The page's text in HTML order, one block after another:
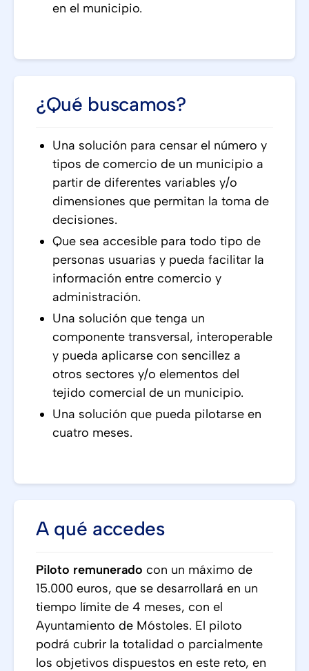
en el municipio.
¿Qué buscamos?
Una solución para censar el número y
tipos de comercio de un municipio a
partir de diferentes variables y/o
dimensiones que permitan la toma de
decisiones.
Que sea accesible para todo tipo de
personas usuarias y pueda facilitar la
información entre comercio y
administración.
Una solución que tenga un
componente transversal, interoperable
y pueda aplicarse con sencillez a
otros sectores y/o elementos del
tejido comercial de un municipio.
Una solución que pueda pilotarse en
cuatro meses.
A qué accedes
Piloto remunerado con un máximo de
15.000 euros, que se desarrollará en un
tiempo límite de 4 meses, con el
Ayuntamiento de Móstoles. El piloto
podrá cubrir la totalidad o parcialmente
los objetivos dispuestos en este reto, en